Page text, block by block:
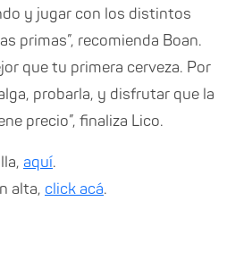
y jugar con los distintos
primas”, recomienda Boan.
que tu primera cerveza. Por
probarla, y disfrutar que la
precio”, finaliza Lico.
aquí.
alta, click acá.